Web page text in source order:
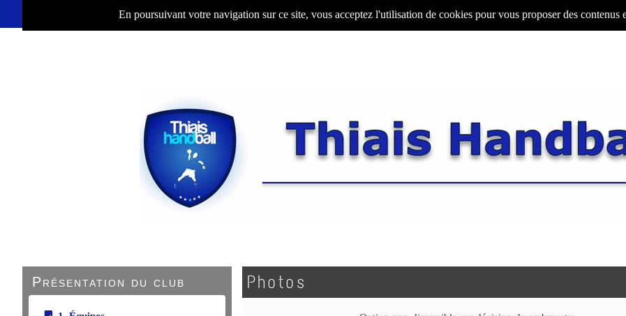
En poursuivant votre navigation sur ce site, vous acceptez l'utilisation de cookies pour vous proposer des contenus
Présentation du club Photos